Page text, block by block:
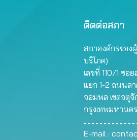
ติดต่อสภา
สภาองค์กรของ
บริโภค)
เลขที่ 110/1 ซอ
แยก 1-2 ถนนล
จอมพล เขตจตุจั
กรุงเทพมหานค
E-mail :